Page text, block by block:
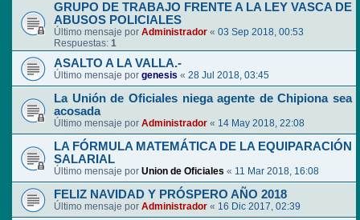
GRUPO DE TRABAJO FRENTE A LA LEY VASCA DE
ABUSOS POLICIALES
Último mensaje por Administrador « 03 Sep 2018, 00:53
Respuestas: 1
ASALTO A LA VALLA.-
Último mensaje por genesis « 28 Jul 2018, 03:45
La Unión de Oficiales niega agente de Chipiona sea
acosada
Último mensaje por Administrador « 14 May 2018, 22:08
LA FÓRMULA MATEMÁTICA DE LA EQUIPARACIÓN
SALARIAL
Último mensaje por Union de Oficiales « 11 Mar 2018, 16:08
FELIZ NAVIDAD Y PRÓSPERO AÑO 2018
Último mensaje por Administrador « 16 Dic 2017, 02:39